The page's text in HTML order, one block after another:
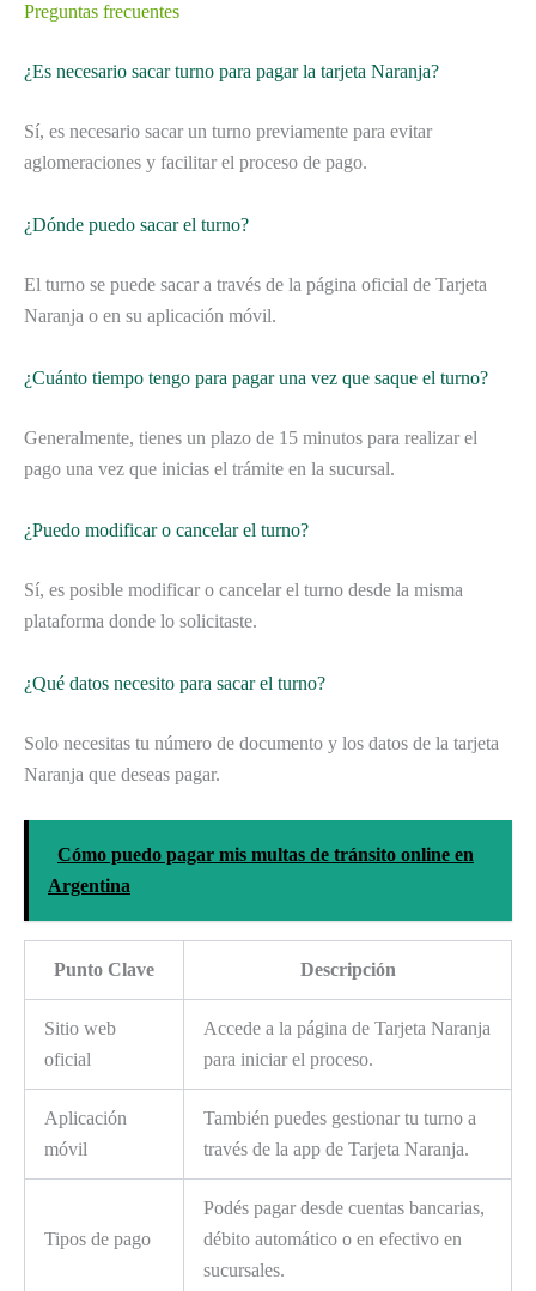
Preguntas frecuentes
¿Es necesario sacar turno para pagar la tarjeta Naranja?
Sí, es necesario sacar un turno previamente para evitar
aglomeraciones y facilitar el proceso de pago.
¿Dónde puedo sacar el turno?
El turno se puede sacar a través de la página oficial de Tarjeta
Naranja o en su aplicación móvil.
¿Cuánto tiempo tengo para pagar una vez que saque el turno?
Generalmente, tienes un plazo de 15 minutos para realizar el
pago una vez que inicias el trámite en la sucursal.
¿Puedo modificar o cancelar el turno?
Sí, es posible modificar o cancelar el turno desde la misma
plataforma donde lo solicitaste.
¿Qué datos necesito para sacar el turno?
Solo necesitas tu número de documento y los datos de la tarjeta
Naranja que deseas pagar.
Cómo puedo pagar mis multas de tránsito online en
Argentina
Punto Clave Descripción
Sitio web
oficial
Accede a la página de Tarjeta Naranja
para iniciar el proceso.
Aplicación
móvil
También puedes gestionar tu turno a
través de la app de Tarjeta Naranja.
Tipos de pago
Podés pagar desde cuentas bancarias,
débito automático o en efectivo en
sucursales.